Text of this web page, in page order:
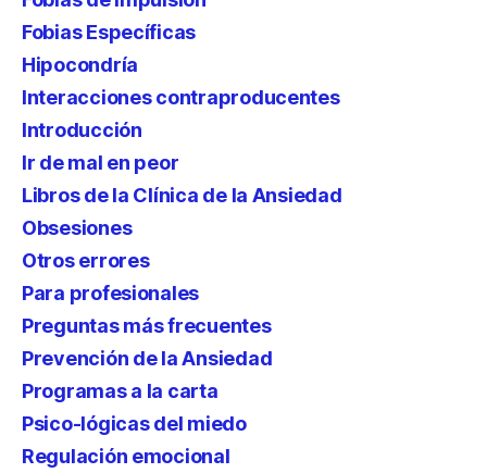
Fobias Específicas
Hipocondría
Interacciones contraproducentes
Introducción
Ir de mal en peor
Libros de la Clínica de la Ansiedad
Obsesiones
Otros errores
Para profesionales
Preguntas más frecuentes
Prevención de la Ansiedad
Programas a la carta
Psico-lógicas del miedo
Regulación emocional